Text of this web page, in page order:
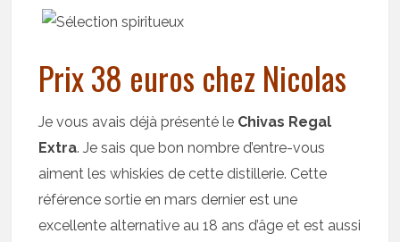
Prix 38 euros chez Nicolas
Je vous avais déjà présenté le Chivas Regal
Extra. Je sais que bon nombre d’entre-vous
aiment les whiskies de cette distillerie. Cette
référence sortie en mars dernier est une
excellente alternative au 18 ans d’âge et est aussi